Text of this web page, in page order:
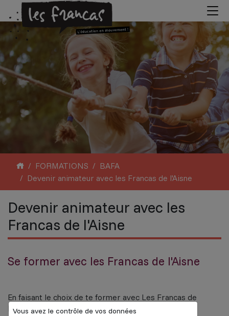
Vous avez le contrôle de vos données
FORMATIONS
BAFA
Devenir animateur avec les Francas de l'Aisne
Devenir animateur avec les
Francas de l'Aisne
Se former avec les Francas de l'Aisne
En faisant le choix de te former avec Les Francas de
l'Aisne, tu bénéficieras :